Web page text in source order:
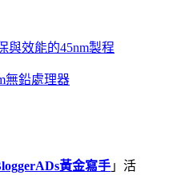
與效能的45nm製程
無鉛處理器
黃金寫手 」活